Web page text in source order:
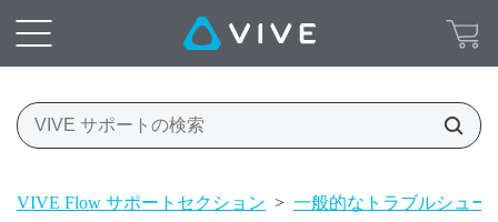
VIVE Flow サポートセクション > 一般的なトラブルシュー